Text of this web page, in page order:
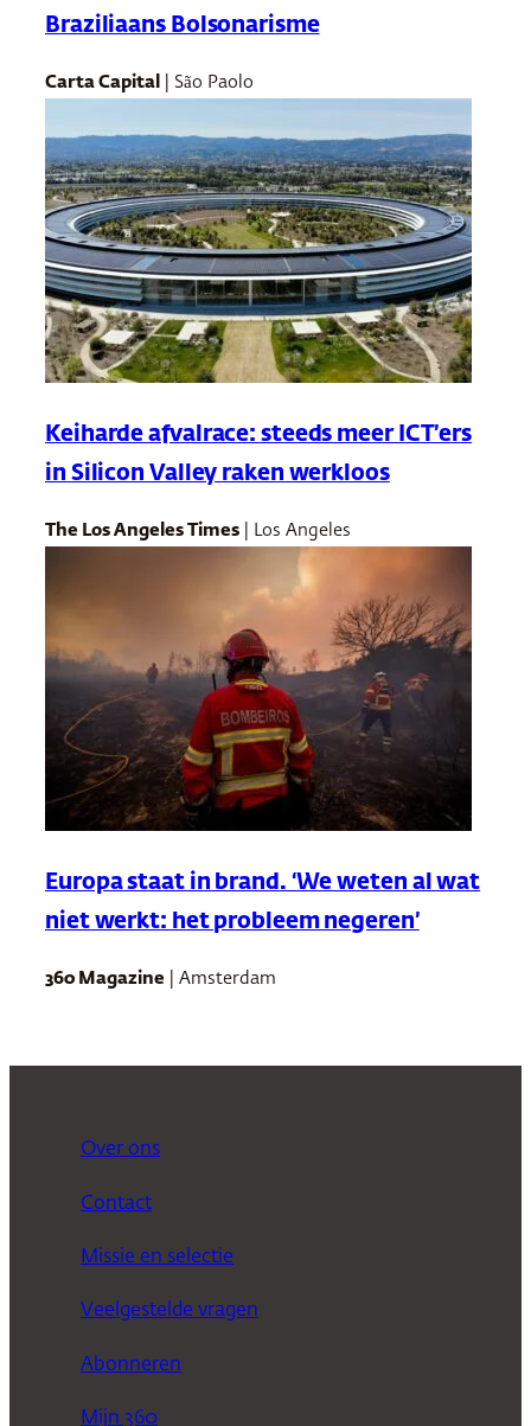
Braziliaans Bolsonarisme
Carta Capital | São Paolo
Keiharde afvalrace: steeds meer ICT’ers
in Silicon Valley raken werkloos
The Los Angeles Times | Los Angeles
Europa staat in brand. ‘We weten al wat
niet werkt: het probleem negeren’
360 Magazine | Amsterdam
Over ons
Contact
Missie en selectie
Veelgestelde vragen
Abonneren
Mijn 360